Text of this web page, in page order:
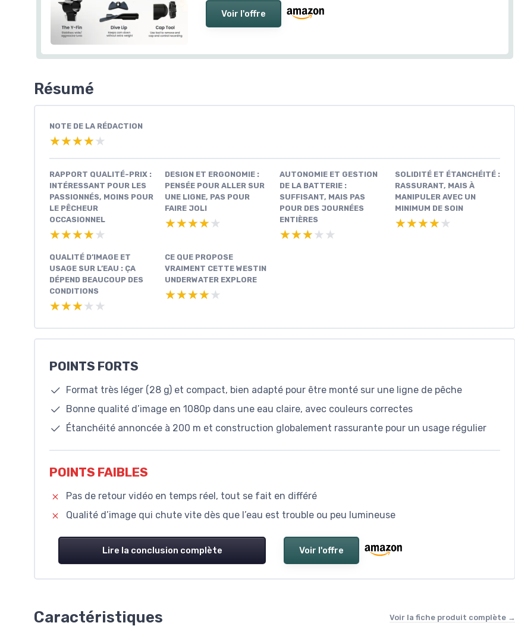
Voir l'offre
Résumé
NOTE DE LA RÉDACTION
★★★★★
★★★★★
RAPPORT QUALITÉ-PRIX :
INTÉRESSANT POUR LES
PASSIONNÉS, MOINS POUR
LE PÊCHEUR
OCCASIONNEL
★★★★★
★★★★★
DESIGN ET ERGONOMIE :
PENSÉE POUR ALLER SUR
UNE LIGNE, PAS POUR
FAIRE JOLI
★★★★★
★★★★★
AUTONOMIE ET GESTION
DE LA BATTERIE :
SUFFISANT, MAIS PAS
POUR DES JOURNÉES
ENTIÈRES
★★★★★
★★★★★
SOLIDITÉ ET ÉTANCHÉITÉ :
RASSURANT, MAIS À
MANIPULER AVEC UN
MINIMUM DE SOIN
★★★★★
★★★★★
QUALITÉ D’IMAGE ET
USAGE SUR L’EAU : ÇA
DÉPEND BEAUCOUP DES
CONDITIONS
★★★★★
★★★★★
CE QUE PROPOSE
VRAIMENT CETTE WESTIN
UNDERWATER EXPLORE
★★★★★
★★★★★
POINTS FORTS
Format très léger (28 g) et compact, bien adapté pour être monté sur une ligne de pêche
Bonne qualité d’image en 1080p dans une eau claire, avec couleurs correctes
Étanchéité annoncée à 200 m et construction globalement rassurante pour un usage régulier
POINTS FAIBLES
Pas de retour vidéo en temps réel, tout se fait en différé
Qualité d’image qui chute vite dès que l’eau est trouble ou peu lumineuse
Lire la conclusion complète Voir l'offre
Caractéristiques Voir la fiche produit complète →